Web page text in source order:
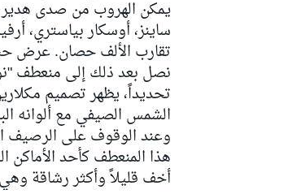
يمكن الهروب من صدى
ساينز،أوسكار بياستري،
تقارب الألف حصان. عرض
نصل بعد ذلك إلى منعطف
تحديداً، يظهر تصميم
الشمس الصيفي مع ألوانه
وعند الوقوف على الرصيف
أخف قليلاً وأكثر رشاقة